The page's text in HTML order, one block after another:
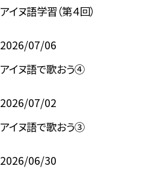
アイヌ語学習（第４回）
2026/07/06
アイヌ語で歌おう④
2026/07/02
アイヌ語で歌おう③
2026/06/30